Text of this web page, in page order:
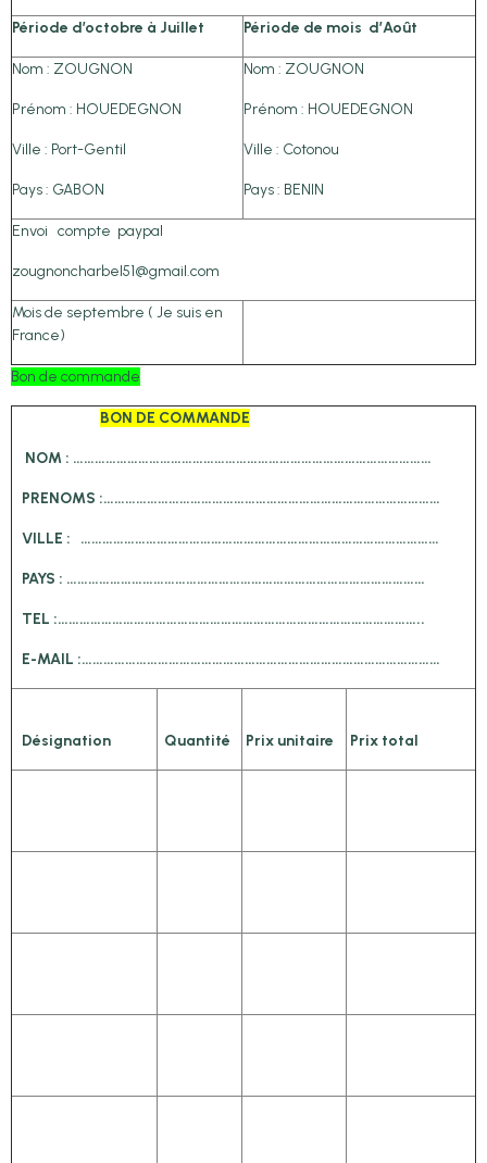
Période d’octobre à Juillet Période de mois d’Août
Nom : ZOUGNON
Prénom : HOUEDEGNON
Ville : Port-Gentil
Pays : GABON
Nom : ZOUGNON
Prénom : HOUEDEGNON
Ville : Cotonou
Pays : BENIN
Envoi compte paypal
zougnoncharbel51@gmail.com
Mois de septembre ( Je suis en
France)
Bon de commande
BON DE COMMANDE
NOM : ………………………………………………………………………………………
PRENOMS :…………………………………………………………………………………
VILLE : ………………………………………………………………………………………
PAYS : ………………………………………………………………………………………
TEL :………………………………………………………………………………………..
E-MAIL :………………………………………………………………………………………
Désignation Quantité Prix unitaire Prix total